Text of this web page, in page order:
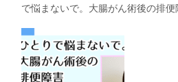
で悩まないで。大腸がん術後の排便